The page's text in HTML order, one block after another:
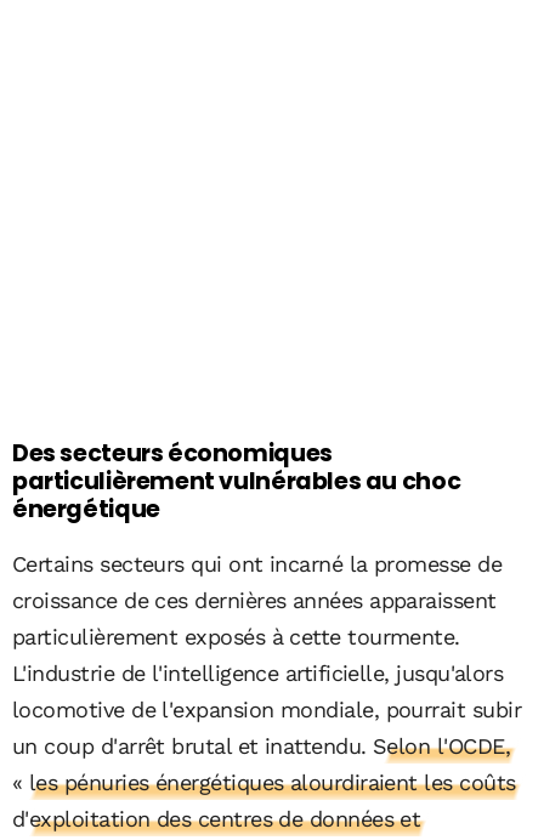
Des secteurs économiques
particulièrement vulnérables au choc
énergétique
Certains secteurs qui ont incarné la promesse de
croissance de ces dernières années apparaissent
particulièrement exposés à cette tourmente.
L'industrie de l'intelligence artificielle, jusqu'alors
locomotive de l'expansion mondiale, pourrait subir
un coup d'arrêt brutal et inattendu. Selon l'OCDE,
« les pénuries énergétiques alourdiraient les coûts
d'exploitation des centres de données et